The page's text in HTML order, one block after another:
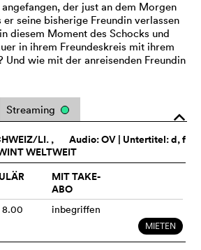
der just an dem Morgen
seine bisherige Freundin verlassen
diesem Moment des Schocks und
in ihrem Freundeskreis mit ihrem
Und wie mit der anreisenden Freundin
o
Streaming
Audio:OV | Untertitel: d, f
LI. ,
WELTWEIT
MIT TAKE-
ABO
8.00 inbegriffen
MIETEN